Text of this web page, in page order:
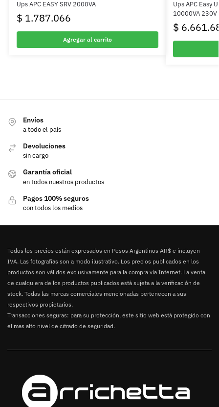
Ups APC EASY SRV 2000VA
$ 1.787.066
Agregar al carrito
Ups APC Easy
10000VA
$
Envíos
a todo el país
Devoluciones
sin cargo
Garantía oficial
en todos nuestros productos
Pagos 100% seguros
con todos los medios
Todos los precios están expresados en Pesos Argentinos AR$ e incluyen
IVA. Las fotografías son a modo ilustrativo. Los precios publicados en los
productos son válidos exclusivamente para la compra vía Internet. La venta
de cualquiera de los productos publicados está sujeta a la verificación de
stock. Todas las marcas comerciales mencionadas pertenecen a sus
respectivos propietarios.
Transacciones seguras: para su protección, este sitio web está protegido con
el mas alto nivel de cifrado de seguridad.